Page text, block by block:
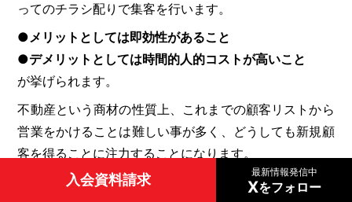
ってのチラシ配りで集客を行います。
●メリットとしては即効性があること
●デメリットとしては時間的人的コストが高いこと
が挙げられます。
不動産という商材の性質上、これまでの顧客リストから
営業をかけることは難しい事が多く、どうしても新規顧
客を得ることに注力することになります。
そのため、何か特別な事情がない限り、デメリットの側
入会資料請求 最新情報発信中
Xをフォロー